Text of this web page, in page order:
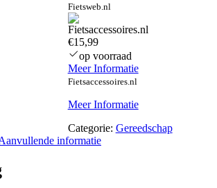
Fietsweb.nl
€15,99
op voorraad
Meer Informatie
Fietsaccessoires.nl
Meer Informatie
Categorie: Gereedschap
informatie